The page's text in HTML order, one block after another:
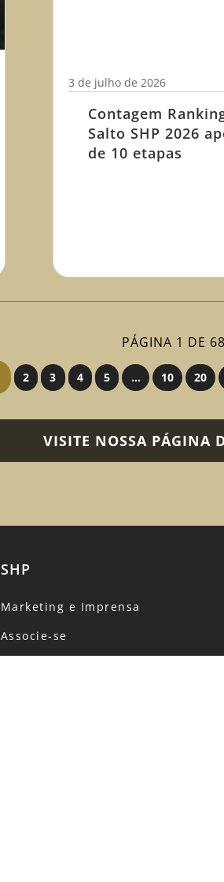
Contagem
Salto SHP 2026
de 10 etapas
3 de julho de 2026
PÁGINA 1 DE
2 3 4 5 ... 10 20
VISITE NOSSA PÁGINA
SHP
Marketing e Imprensa
Associe-se